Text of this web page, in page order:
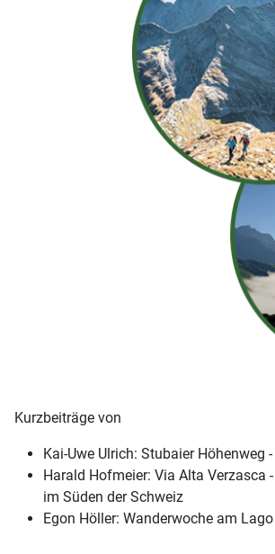
Kurzbeiträge von
Kai-Uwe Ulrich: Stubaier Höhenweg
Harald Hofmeier: Via Alta Verzasca
im Süden der Schweiz
Egon Höller: Wanderwoche am